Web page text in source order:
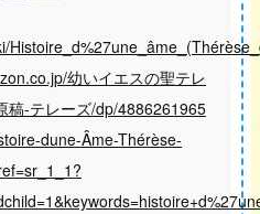
幼いイエスの聖テレ
-テレーズ/dp/4886261965
dune-Âme-Thérèse-